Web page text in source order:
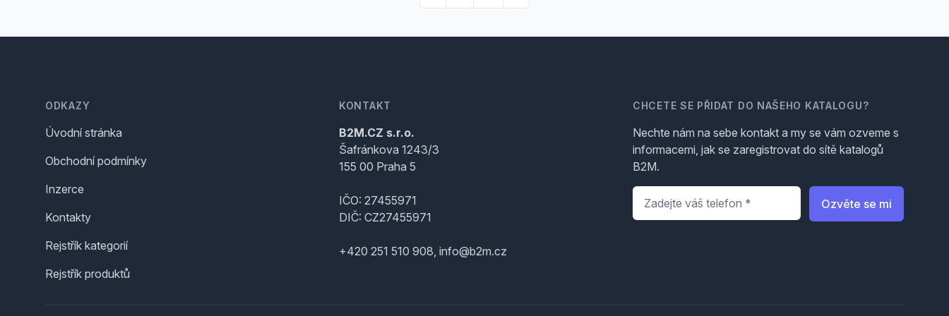
ODKAZY
Úvodní stránka
Obchodní podmínky
Inzerce
Kontakty
Rejstřík kategorií
Rejstřík produktů
KONTAKT
B2M.CZ s.r.o.
Šafránkova 1243/3
155 00 Praha 5
IČO: 27455971
DIČ: CZ27455971
+420 251 510 908, info@b2m.cz
CHCETE SE PŘIDAT DO NAŠEHO KATALOGU?
Nechte nám na sebe kontakt a my se vám ozveme s
informacemi, jak se zaregistrovat do sítě katalogů
B2M.
Telefon
Ozvěte se mi